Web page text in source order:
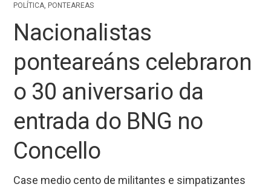
POLÍTICA, PONTEAREAS
Nacionalistas
ponteareáns celebraron
o 30 aniversario da
entrada do BNG no
Concello
Case medio cento de militantes e simpatizantes